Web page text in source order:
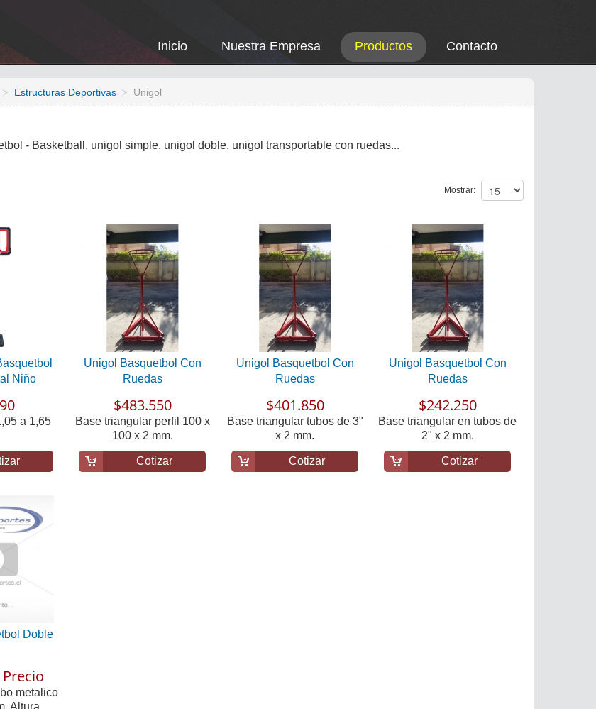
Inicio Nuestra Empresa Productos Contacto
Estructuras Deportivas Unigol
- Basketball, unigol simple, unigol doble, unigol transportable con ruedas...
Mostrar:
Niño
a 1,65
Unigol Basquetbol Con
Ruedas
$483.550
Base triangular perfil 100 x
100 x 2 mm.
Cotizar
Unigol Basquetbol Con
Ruedas
$401.850
Base triangular tubos de 3"
x 2 mm.
Cotizar
Unigol Basquetbol Con
Ruedas
$242.250
Base triangular en tubos de
2" x 2 mm.
Cotizar
Doble
metalico
Altura